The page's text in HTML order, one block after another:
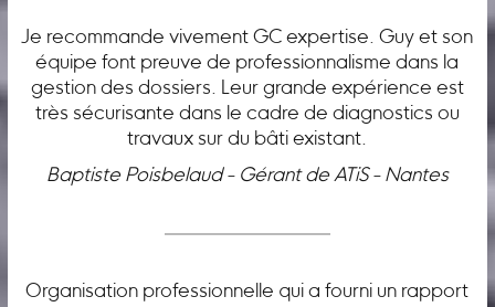
Je recommande vivement GC expertise. Guy et son
équipe font preuve de professionnalisme dans la
gestion des dossiers. Leur grande expérience est
très sécurisante dans le cadre de diagnostics ou
travaux sur du bâti existant.
Baptiste Poisbelaud - Gérant de ATiS - Nantes
Organisation professionnelle qui a fourni un rapport